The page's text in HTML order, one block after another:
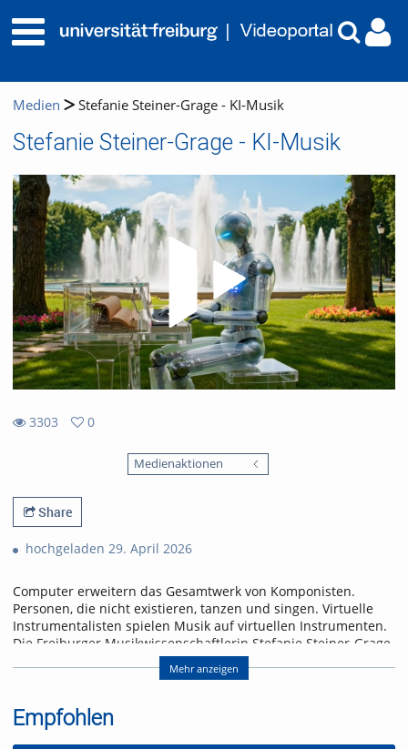
Medien Stefanie Steiner-Grage - KI-Musik
Stefanie Steiner-Grage - KI-Musik
3303
0
Medienaktionen
Share
hochgeladen 29. April 2026
Computer erweitern das Gesamtwerk von Komponisten.
Personen, die nicht existieren, tanzen und singen. Virtuelle
Instrumentalisten spielen Musik auf virtuellen Instrumenten.
Die Freiburger Musikwissenschaftlerin Stefanie Steiner-Grage
beurteilt den Vormarsch künstlicher Klänge eher skeptisch.
Prof. Dr. Stefanie Steiner-
Grage
Mehr anzeigen
Empfohlen